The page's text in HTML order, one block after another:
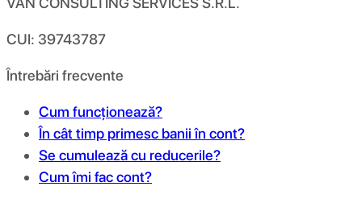
CUI: 39743787
Întrebări frecvente
Cum funcționează?
În cât timp primesc banii în cont?
Se cumulează cu reducerile?
Cum îmi fac cont?